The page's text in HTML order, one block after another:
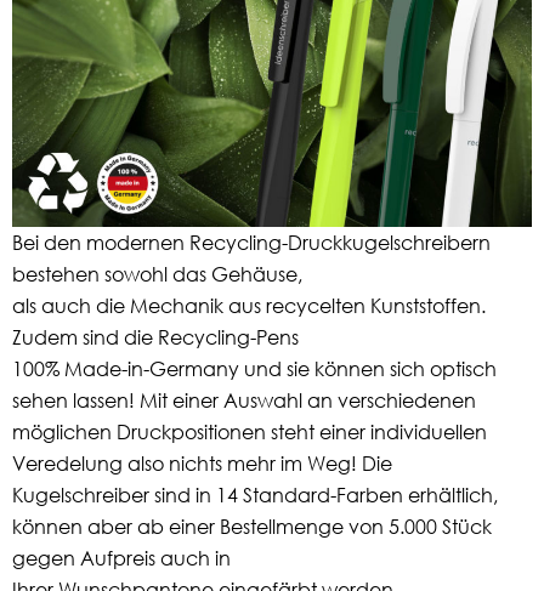
Bei den modernen Recycling-Druckkugelschreibern
bestehen sowohl das Gehäuse,
als auch die Mechanik aus recycelten Kunststoffen.
Zudem sind die Recycling-Pens
100% Made-in-Germany und sie können sich optisch
sehen lassen! Mit einer Auswahl an verschiedenen
möglichen Druckpositionen steht einer individuellen
Veredelung also nichts mehr im Weg! Die
Kugelschreiber sind in 14 Standard-Farben erhältlich,
können aber ab einer Bestellmenge von 5.000 Stück
gegen Aufpreis auch in